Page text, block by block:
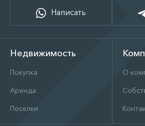
Написать
Недвижимость
Покупка
Аренда
Поселки
О